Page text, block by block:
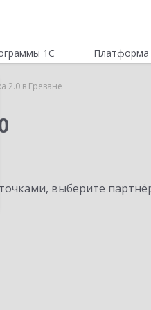
1С Платформа
2.0 в Ереване
выберите